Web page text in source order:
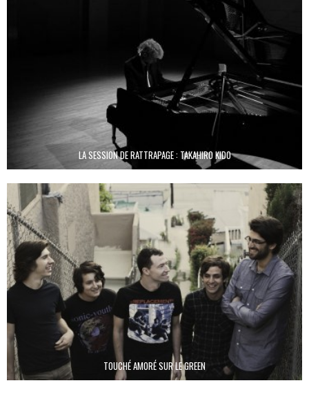
LA SESSION DE RATTRAPAGE : TAKAHIRO KIDO
TOUCHÉ AMORÉ SUR LE GREEN